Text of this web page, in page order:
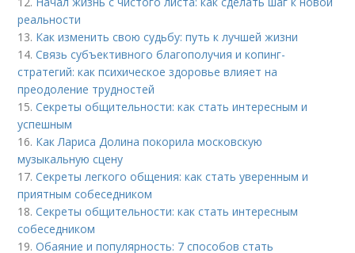
реальности
13. Как изменить свою судьбу: путь к лучшей жизни
14.Связь субъективного благополучия и копинг-
стратегий: как психическое здоровье влияет на
преодоление трудностей
15.Секреты общительности: как стать интересным и
успешным
16. Как Лариса Долина покорила московскую
музыкальную сцену
17.Секреты легкого общения: как стать уверенным и
приятным собеседником
18.Секреты общительности: как стать интересным
собеседником
19.Обаяние и популярность: 7 способов стать